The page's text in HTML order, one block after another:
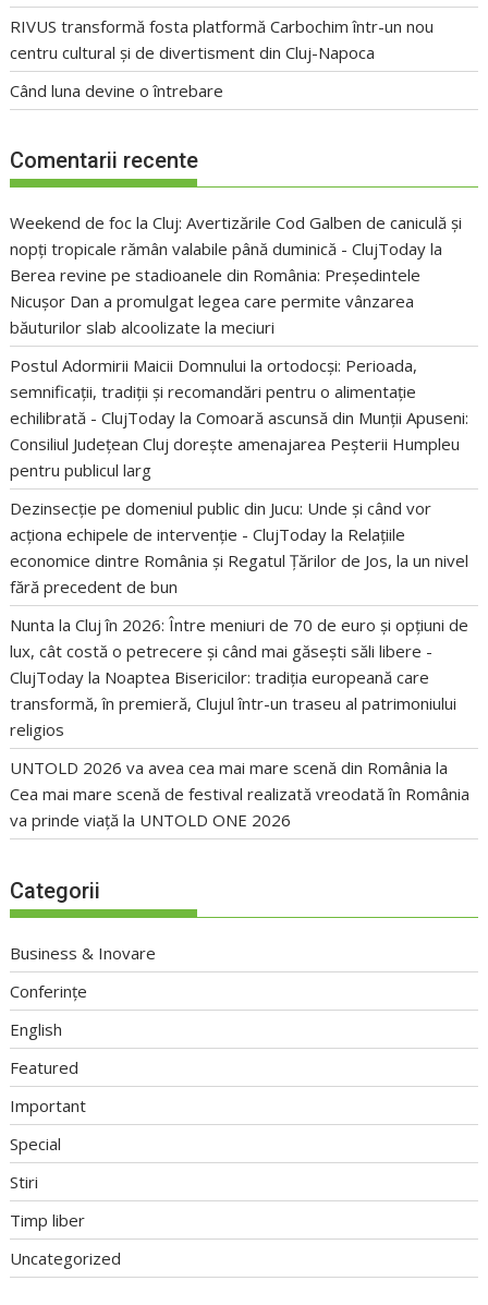
RIVUS transformă fosta platformă Carbochim într-un nou
centru cultural și de divertisment din Cluj-Napoca
Când luna devine o întrebare
Comentarii recente
Weekend de foc la Cluj: Avertizările Cod Galben de caniculă și
nopți tropicale rămân valabile până duminică - ClujToday la
Berea revine pe stadioanele din România: Președintele
Nicușor Dan a promulgat legea care permite vânzarea
băuturilor slab alcoolizate la meciuri
Postul Adormirii Maicii Domnului la ortodocși: Perioada,
semnificații, tradiții și recomandări pentru o alimentație
echilibrată - ClujToday laComoară ascunsă din Munții Apuseni:
Consiliul Județean Cluj dorește amenajarea Peșterii Humpleu
pentru publicul larg
Dezinsecție pe domeniul public din Jucu: Unde și când vor
acționa echipele de intervenție - ClujToday la Relațiile
economice dintre România și Regatul Țărilor de Jos, la un nivel
fără precedent de bun
Nunta la Cluj în 2026: Între meniuri de 70 de euro și opțiuni de
lux, cât costă o petrecere și când mai găsești săli libere -
ClujToday la Noaptea Bisericilor: tradiția europeană care
transformă, în premieră, Clujul într-un traseu al patrimoniului
religios
UNTOLD 2026 va avea cea mai mare scenă din România la
Cea mai mare scenă de festival realizată vreodată în România
va prinde viață la UNTOLD ONE 2026
Categorii
Business & Inovare
Conferințe
English
Featured
Important
Special
Stiri
Timp liber
Uncategorized